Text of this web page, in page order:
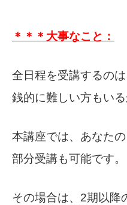
＊＊＊大事なこと：
全日程を受講するの
銭的に難しい方もいる
本講座では、あなた
部分受講も可能です。
その場合は、2期以降